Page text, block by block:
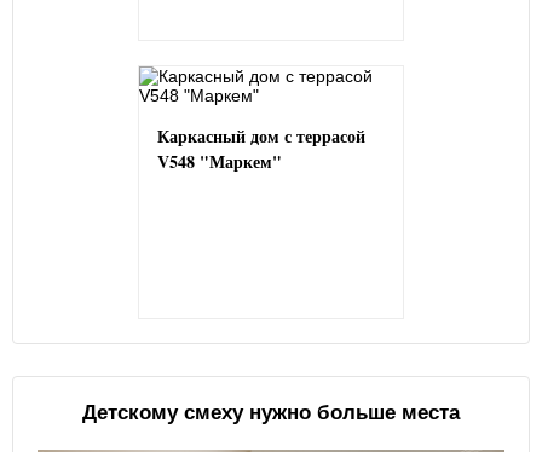
Каркасный дом с террасой
V548 "Маркем"
Детскому смеху нужно больше места